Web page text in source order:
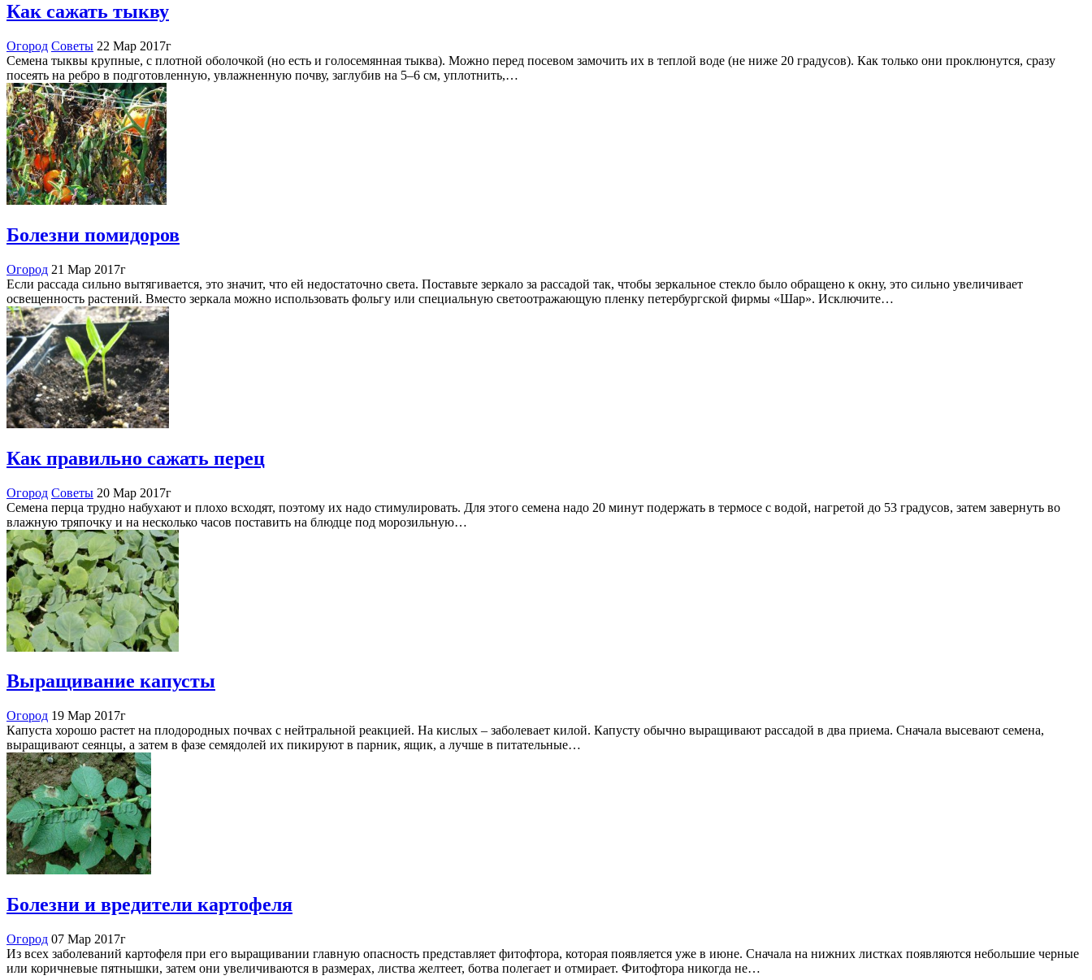
Как сажать тыкву
Огород Советы 22 Мар 2017г
Семена тыквы крупные, с плотной оболочкой (но есть и голосемянная тыква). Можно перед посевом замочить их в теплой воде (не ниже 20 градусов). Как только они проклюнутся, сразу
посеять на ребро в подготовленную, увлажненную почву, заглубив на 5–6 см, уплотнить,…
Болезни помидоров
Огород 21 Мар 2017г
Если рассада сильно вытягивается, это значит, что ей недостаточно света. Поставьте зеркало за рассадой так, чтобы зеркальное стекло было обращено к окну, это сильно увеличивает
освещенность растений. Вместо зеркала можно использовать фольгу или специальную светоотражающую пленку петербургской фирмы «Шар». Исключите…
Как правильно сажать перец
Огород Советы 20 Мар 2017г
Семена перца трудно набухают и плохо всходят, поэтому их надо стимулировать. Для этого семена надо 20 минут подержать в термосе с водой, нагретой до 53 градусов, затем завернуть во
влажную тряпочку и на несколько часов поставить на блюдце под морозильную…
Выращивание капусты
Огород 19 Мар 2017г
Капуста хорошо растет на плодородных почвах с нейтральной реакцией. На кислых – заболевает килой. Капусту обычно выращивают рассадой в два приема. Сначала высевают семена,
выращивают сеянцы, а затем в фазе семядолей их пикируют в парник, ящик, а лучше в питательные…
Болезни и вредители картофеля
Огород 07 Мар 2017г
Из всех заболеваний картофеля при его выращивании главную опасность представляет фитофтора, которая появляется уже в июне. Сначала на нижних листках появляются небольшие черные
или коричневые пятнышки, затем они увеличиваются в размерах, листва желтеет, ботва полегает и отмирает. Фитофтора никогда не…